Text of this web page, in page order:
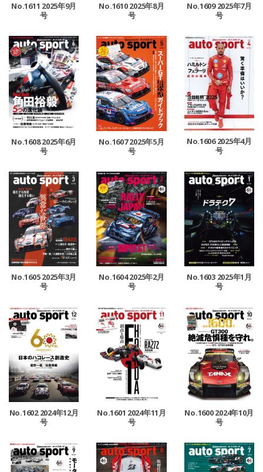
No.1611 2025年9月
号
No.1610 2025年8月
号
No.1609 2025年7月
号
No.1608 2025年6月
号
No.1607 2025年5月
号
No.1606 2025年4月
号
No.1605 2025年3月
号
No.1604 2025年2月
号
No.1603 2025年1月
号
No.1602 2024年12月
号
No.1601 2024年11月
号
No.1600 2024年10月
号